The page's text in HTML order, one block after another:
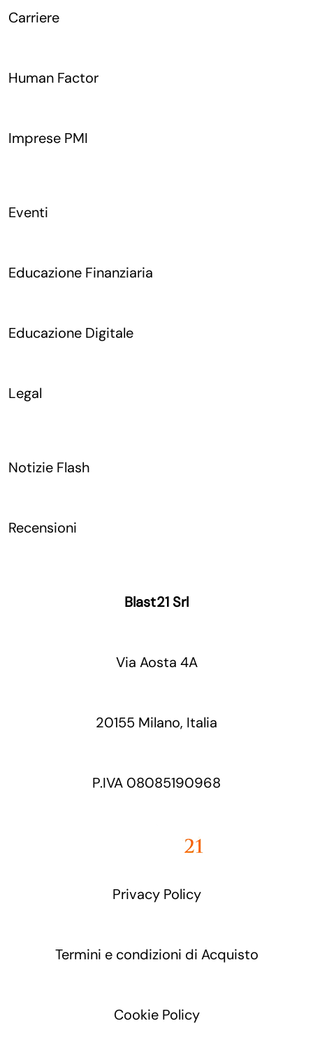
Carriere
Human Factor
Imprese PMI
Eventi
Educazione Finanziaria
Educazione Digitale
Legal
Notizie Flash
Recensioni
Blast21 Srl
Via Aosta 4A
20155 Milano, Italia
P.IVA 08085190968
Privacy Policy
Termini e condizioni di Acquisto
Cookie Policy